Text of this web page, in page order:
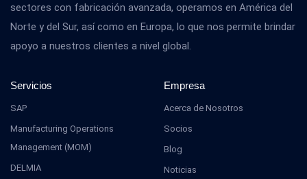
sectores con fabricación avanzada, operamos en América del
Norte y del Sur, así como en Europa, lo que nos permite brindar
apoyo a nuestros clientes a nivel global.
Servicios
SAP
Manufacturing Operations
Management (MOM)
DELMIA
Empresa
Acerca de Nosotros
Socios
Blog
Noticias